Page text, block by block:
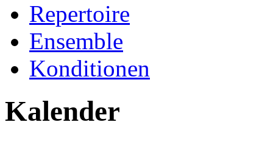
Repertoire
Ensemble
Konditionen
Kalender